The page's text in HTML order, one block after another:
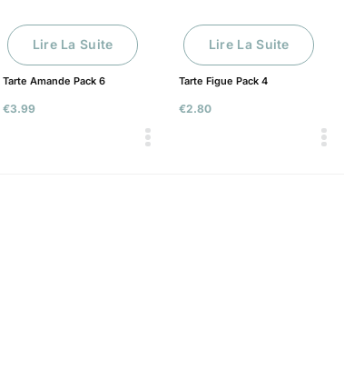
€3.99
Tarte Amande Pack 6
Lire La Suite
€2.80
Tarte Figue Pack 4
Lire La Suite